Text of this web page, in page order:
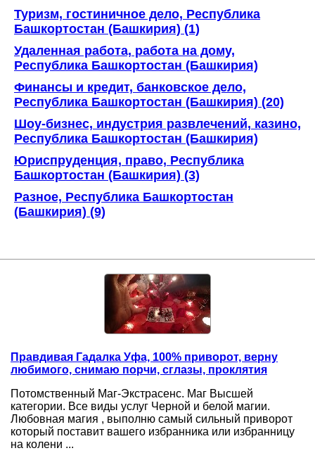
Туризм, гостиничное дело, Республика
Башкортостан (Башкирия) (1)
Удаленная работа, работа на дому,
Республика Башкортостан (Башкирия)
Финансы и кредит, банковское дело,
Республика Башкортостан (Башкирия) (20)
Шоу-бизнес, индустрия развлечений, казино,
Республика Башкортостан (Башкирия)
Юриспруденция, право, Республика
Башкортостан (Башкирия) (3)
Разное, Республика Башкортостан
(Башкирия) (9)
Правдивая Гадалка Уфа, 100% приворот, верну
любимого, снимаю порчи, сглазы, проклятия
Потомственный Маг-Экстрасенс. Маг Высшей
категории. Все виды услуг Черной и белой магии.
Любовная магия , выполню самый сильный приворот
который поставит вашего избранника или избранницу
на колени ...